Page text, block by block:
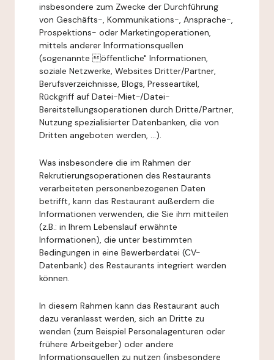
insbesondere zum Zwecke der Durchführung
von Geschäfts-, Kommunikations-, Ansprache-,
Prospektions- oder Marketingoperationen,
mittels anderer Informationsquellen
(sogenannte öffentliche" Informationen,
soziale Netzwerke, Websites Dritter/Partner,
Berufsverzeichnisse, Blogs, Presseartikel,
Rückgriff auf Datei-Miet-/Datei-
Bereitstellungsoperationen durch Dritte/Partner,
Nutzung spezialisierter Datenbanken, die von
Dritten angeboten werden, ...).
Was insbesondere die im Rahmen der
Rekrutierungsoperationen des Restaurants
verarbeiteten personenbezogenen Daten
betrifft, kann das Restaurant außerdem die
Informationen verwenden, die Sie ihm mitteilen
(z.B.: in Ihrem Lebenslauf erwähnte
Informationen), die unter bestimmten
Bedingungen in eine Bewerberdatei (CV-
Datenbank) des Restaurants integriert werden
können.
In diesem Rahmen kann das Restaurant auch
dazu veranlasst werden, sich an Dritte zu
wenden (zum Beispiel Personalagenturen oder
frühere Arbeitgeber) oder andere
Informationsquellen zu nutzen (insbesondere